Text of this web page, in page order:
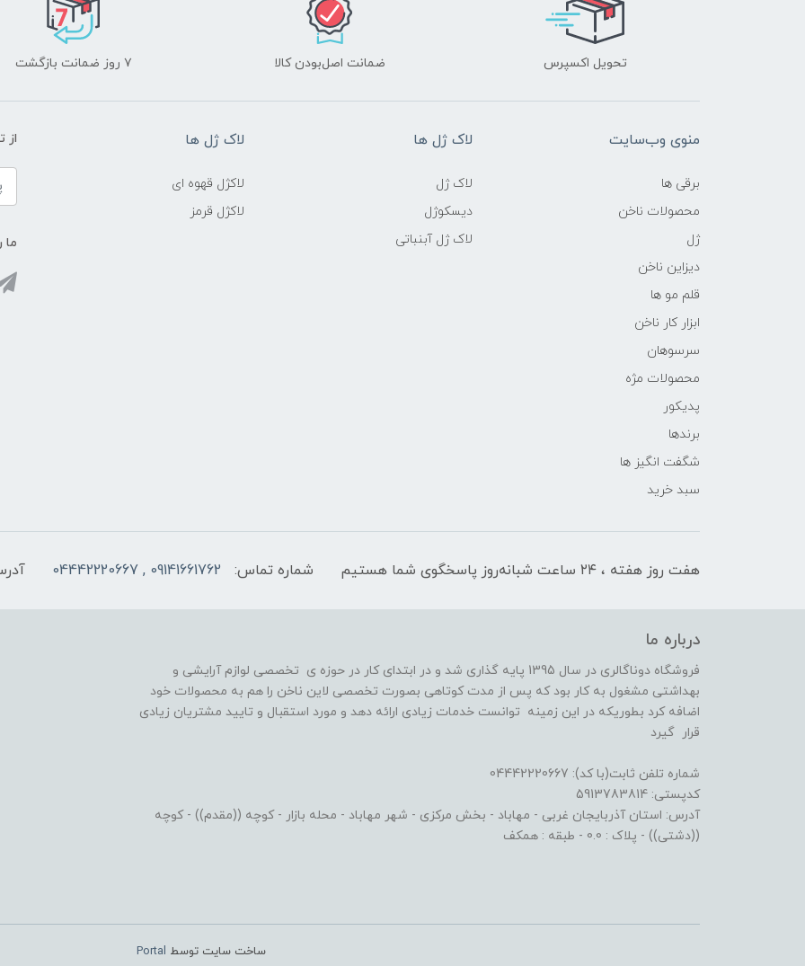
تحویل اکسپرس ضمانت اصل‌بودن کالا ۷ روز ضمانت بازگشت
منوی وب‌سایت
برقی ها
محصولات ناخن
ژل
دیزاین ناخن
قلم مو ها
ابزار کار ناخن
سرسوهان
محصولات مژه
پدیکور
برندها
شگفت انگیز ها
سبد خرید
لاک ژل ها
لاک ژل
دیسکوژل
لاک ژل آبنباتی
لاک ژل ها
لاکژل قهوه ای
لاکژل قرمز
از
ما
هفت روز هفته ، ۲۴ ساعت شبانه‌روز پاسخگوی شما هستیم شماره تماس: 09141661762 , 04442220667
درباره ما
فروشگاه دوناگالری در سال 1395 پایه گذاری شد و در ابتدای کار در حوزه ی تخصصی لوازم آرایشی و
بهداشتی مشغول به کار بود که پس از مدت کوتاهی بصورت تخصصی لاین ناخن را هم به محصولات خود
اضافه کرد بطوریکه در این زمینه توانست خدمات زیادی ارائه دهد و مورد استقبال و تایید مشتریان زیادی
قرار گیرد
شماره تلفن ثابت(با کد): 04442220667
کدپستی: 5913783814
آدرس: استان آذربایجان غربی - مهاباد - بخش مرکزی - شهر مهاباد - محله بازار - کوچه ((مقدم)) - کوچه
((دشتی)) - پلاک : 0.0 - طبقه : همکف
ساخت سایت توسط Portal